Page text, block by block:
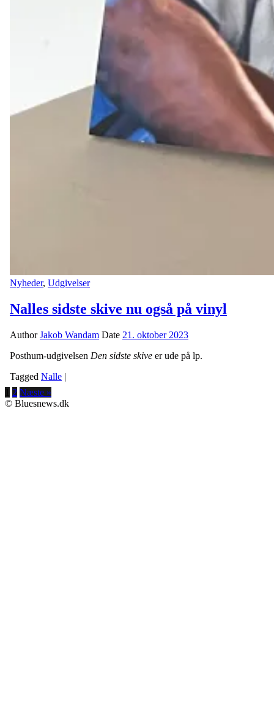
Nyheder, Udgivelser
Nalles sidste skive nu også på vinyl
AuthorJakob Wandam Date 21. oktober 2023
Posthum-udgivelsen Den sidste skive er ude på lp.
Tagged Nalle |
2 Næste »
© Bluesnews.dk